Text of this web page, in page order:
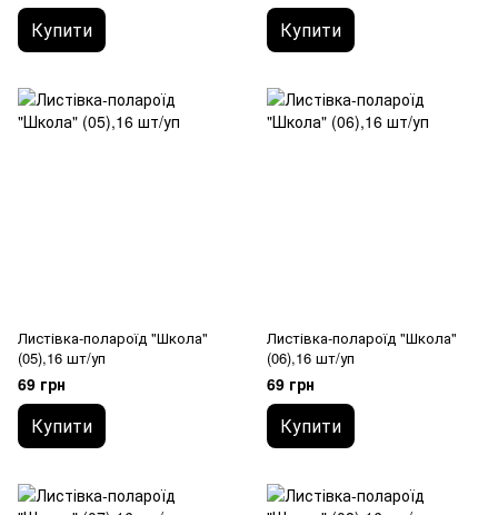
Купити Купити
Листівка-полароїд "Школа"
(05),16 шт/уп
69 грн
Купити
Листівка-полароїд "Школа"
(06),16 шт/уп
69 грн
Купити